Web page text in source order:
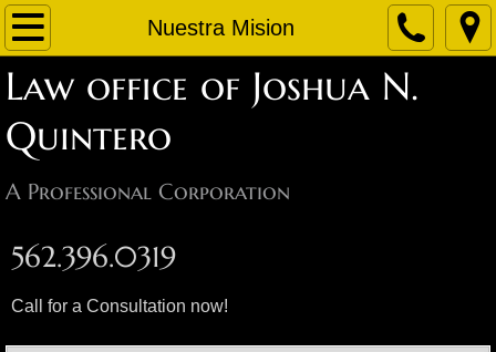
Nuestra Mision
Home
About Us
Attorneys
Practice Areas
Immigration Law Services
Representation & Defense in
Law office of Joshua N.
Quintero
A Professional Corporation
562.396.0319
Call for a Consultation now!